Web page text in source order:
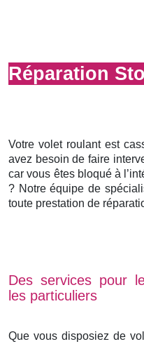
Réparation
Votre volet roulant est
avez besoin de faire
car vous êtes bloqué à
? Notre équipe de
toute prestation de
Des services pour
les particuliers
Que vous disposiez de